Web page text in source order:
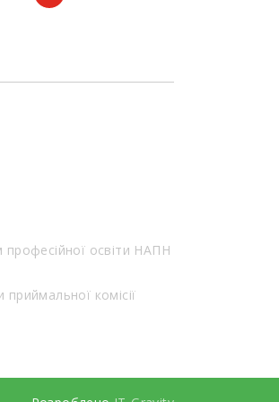
професійної освіти НАПН
Склад та графік роботи приймальної комісії